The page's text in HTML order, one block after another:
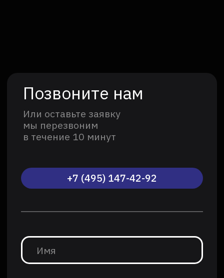
Какие навыки развиваются
На мастер‑классах ребята:
работают с реальными
инструментами и оборудованием под
присмотром наставников;
выполняют тематические задания —
индивидуально или в командах;
обсуждают результаты, анализируют
ошибки и ищут способы
педагогов, которые помогают